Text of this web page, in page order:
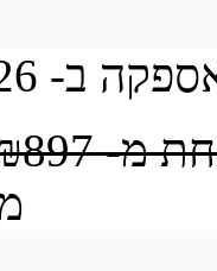
21/12/2026
מ-